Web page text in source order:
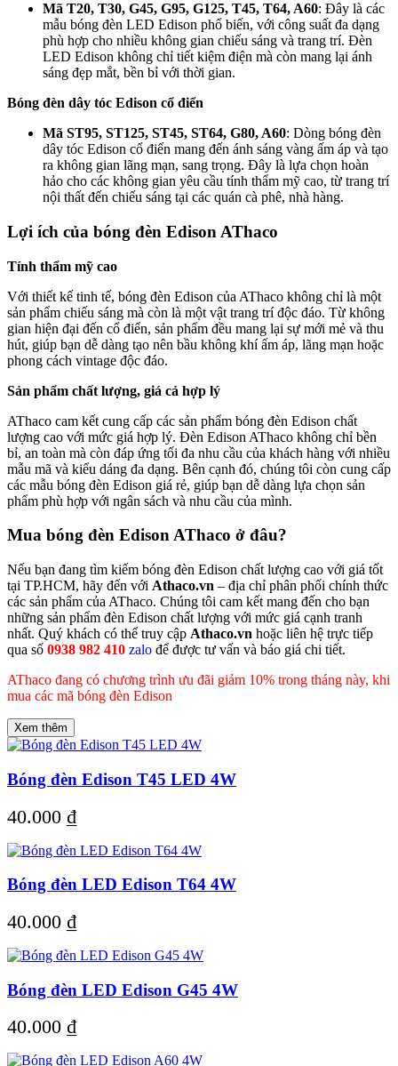
Mã T20, T30, G45, G95, G125, T45, T64, A60: Đây là các
mẫu bóng đèn LED Edison phổ biến, với công suất đa dạng
phù hợp cho nhiều không gian chiếu sáng và trang trí. Đèn
LED Edison không chỉ tiết kiệm điện mà còn mang lại ánh
sáng đẹp mắt, bền bỉ với thời gian.
Bóng đèn dây tóc Edison cổ điển
Mã ST95, ST125, ST45, ST64, G80, A60: Dòng bóng đèn
dây tóc Edison cổ điển mang đến ánh sáng vàng ấm áp và tạo
ra không gian lãng mạn, sang trọng. Đây là lựa chọn hoàn
hảo cho các không gian yêu cầu tính thẩm mỹ cao, từ trang trí
nội thất đến chiếu sáng tại các quán cà phê, nhà hàng.
Lợi ích của bóng đèn Edison AThaco
Tính thẩm mỹ cao
Với thiết kế tinh tế, bóng đèn Edison của AThaco không chỉ là một
sản phẩm chiếu sáng mà còn là một vật trang trí độc đáo. Từ không
gian hiện đại đến cổ điển, sản phẩm đều mang lại sự mới mẻ và thu
hút, giúp bạn dễ dàng tạo nên bầu không khí ấm áp, lãng mạn hoặc
phong cách vintage độc đáo.
Sản phẩm chất lượng, giá cả hợp lý
AThaco cam kết cung cấp các sản phẩm bóng đèn Edison chất
lượng cao với mức giá hợp lý. Đèn Edison AThaco không chỉ bền
bỉ, an toàn mà còn đáp ứng tối đa nhu cầu của khách hàng với nhiều
mẫu mã và kiểu dáng đa dạng. Bên cạnh đó, chúng tôi còn cung cấp
các mẫu bóng đèn Edison giá rẻ, giúp bạn dễ dàng lựa chọn sản
phẩm phù hợp với ngân sách và nhu cầu của mình.
Mua bóng đèn Edison AThaco ở đâu?
Nếu bạn đang tìm kiếm bóng đèn Edison chất lượng cao với giá tốt
tại TP.HCM, hãy đến với Athaco.vn – địa chỉ phân phối chính thức
các sản phẩm của AThaco. Chúng tôi cam kết mang đến cho bạn
những sản phẩm đèn Edison chất lượng với mức giá cạnh tranh
nhất. Quý khách có thể truy cập Athaco.vn hoặc liên hệ trực tiếp
qua số 0938 982 410 zalo để được tư vấn và báo giá chi tiết.
AThaco đang có chương trình ưu đãi giảm 10% trong tháng này, khi
mua các mã bóng đèn Edison
Xem thêm
Bóng đèn Edison T45 LED 4W
40.000 ₫
Bóng đèn LED Edison T64 4W
40.000 ₫
Bóng đèn LED Edison G45 4W
40.000 ₫